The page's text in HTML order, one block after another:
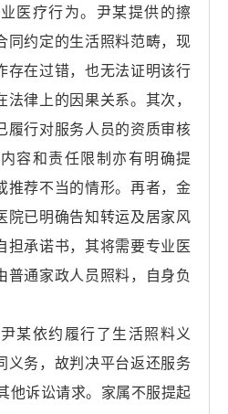
医疗行为。尹某提供的擦
同约定的生活照料范畴，现
存在过错，也无法证明该行
律上的因果关系。其次，
履行对服务人员的资质审核
容和责任限制亦有明确提
推荐不当的情形。再者，金
院已明确告知转运及居家风
担承诺书，其将需要专业医
普通家政人员照料，自身负
依约履行了生活照料义
义务，故判决平台返还服务
他诉讼请求。家属不服提起